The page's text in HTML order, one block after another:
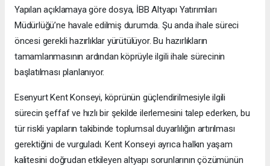
Yapılan açıklamaya göre dosya, İBB Altyapı Yatırımları
Müdürlüğü’ne havale edilmiş durumda. Şu anda ihale süreci
öncesi gerekli hazırlıklar yürütülüyor. Bu hazırlıkların
tamamlanmasının ardından köprüyle ilgili ihale sürecinin
başlatılması planlanıyor.
Esenyurt Kent Konseyi, köprünün güçlendirilmesiyle ilgili
sürecin şeffaf ve hızlı bir şekilde ilerlemesini talep ederken, bu
tür riskli yapıların takibinde toplumsal duyarlılığın artırılması
gerektiğini de vurguladı. Kent Konseyi ayrıca halkın yaşam
kalitesini doğrudan etkileyen altyapı sorunlarının çözümünün